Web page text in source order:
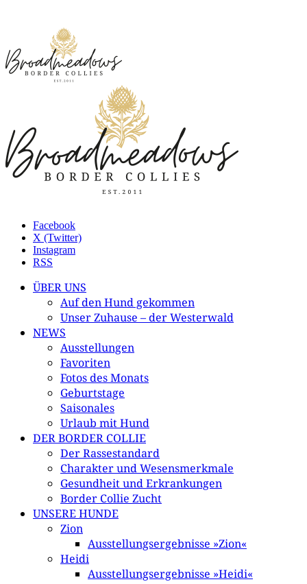
Facebook
X (Twitter)
Instagram
RSS
ÜBER UNS
Auf den Hund gekommen
Unser Zuhause – der Westerwald
NEWS
Ausstellungen
Favoriten
Fotos des Monats
Geburtstage
Saisonales
Urlaub mit Hund
DER BORDER COLLIE
Der Rassestandard
Charakter und Wesensmerkmale
Gesundheit und Erkrankungen
Border Collie Zucht
UNSERE HUNDE
Zion
Ausstellungsergebnisse »Zion«
Heidi
Ausstellungsergebnisse »Heidi«